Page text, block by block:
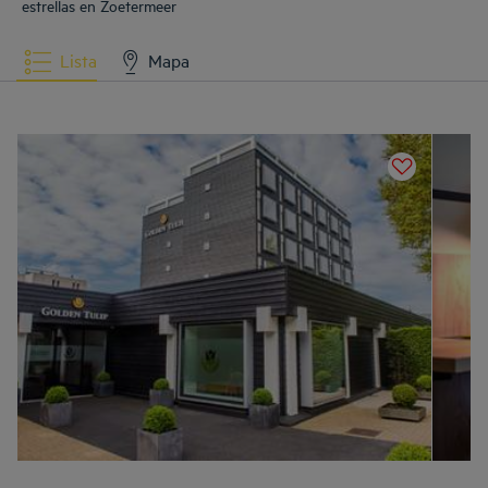
estrellas en Zoetermeer
Lista Mapa